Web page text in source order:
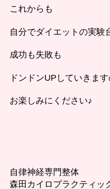
これからも
自分でダイエットの実験
成功も失敗も
ドンドンUPしていきま
お楽しみにください♪
自律神経専門整体
森田カイロプラクティッ